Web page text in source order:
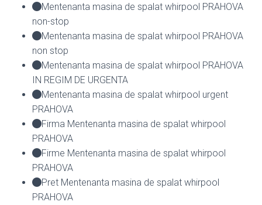
Mentenanta masina de spalat whirpool PRAHOVA
non-stop
Mentenanta masina de spalat whirpool PRAHOVA
non stop
Mentenanta masina de spalat whirpool PRAHOVA
IN REGIM DE URGENTA
Mentenanta masina de spalat whirpool urgent
PRAHOVA
Firma Mentenanta masina de spalat whirpool
PRAHOVA
Firme Mentenanta masina de spalat whirpool
PRAHOVA
Pret Mentenanta masina de spalat whirpool
PRAHOVA